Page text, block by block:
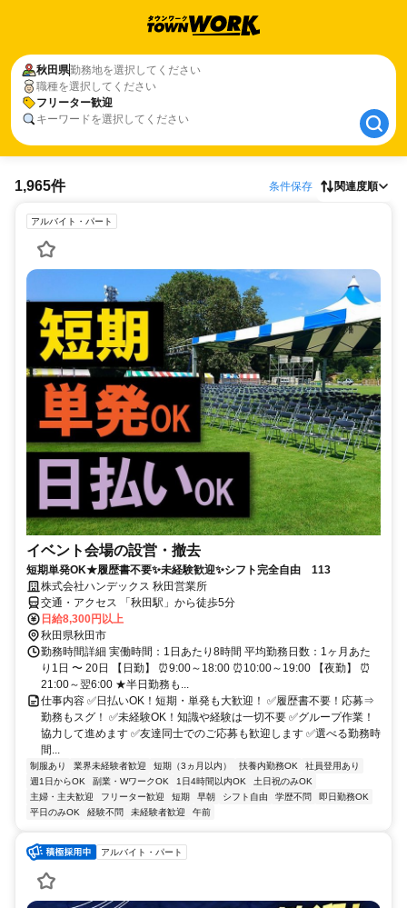
秋田県勤務地を選択してください
職種を選択してください
フリーター歓迎
キーワードを選択してください
秋田県
フリーター歓迎
1,965件 条件保存 関連度順
アルバイト・パート
イベント会場の設営・撤去
短期単発OK★履歴書不要✨未経験歓迎✨シフト完全自由 113
株式会社ハンデックス 秋田営業所
交通・アクセス 「秋田駅」から徒歩5分
日給8,300円以上
秋田県秋田市
勤務時間詳細 実働時間：1日あたり8時間 平均勤務日数：1ヶ月あた
り1日 〜 20日 【日勤】 ⏰9:00～18:00 ⏰10:00～19:00 【夜勤】 ⏰
21:00～翌6:00 ★半日勤務も...
仕事内容 ✅日払いOK！短期・単発も大歓迎！ ✅履歴書不要！応募⇒
勤務もスグ！ ✅未経験OK！知識や経験は一切不要 ✅グループ作業！
協力して進めます ✅友達同士でのご応募も歓迎します ✅選べる勤務時
間...
制服あり 業界未経験者歓迎 短期（3ヵ月以内） 扶養内勤務OK
社員登用あり
週1日からOK
副業・WワークOK 1日4時間以内OK
土日祝のみOK
主婦・主夫歓迎
フリーター歓迎 短期 早朝 シフト自由 学歴不問
即日勤務OK
平日のみOK
経験不問 未経験者歓迎 午前
アルバイト・パート